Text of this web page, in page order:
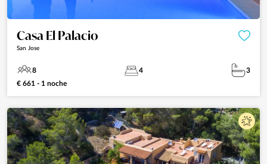
Casa El Palacio
San Jose
8 4
3
€ 661 - 1 noche